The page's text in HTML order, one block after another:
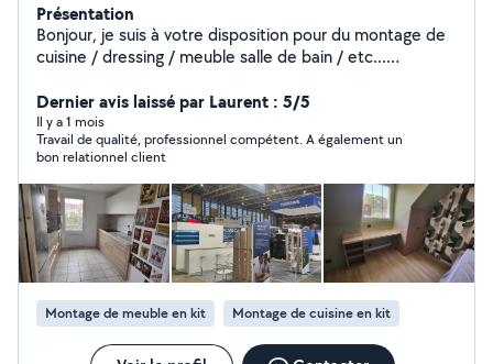
Présentation
Bonjour, je suis à votre disposition pour du montage de
cuisine / dressing / meuble salle de bain / etc...
Manutention si besoin. Conseil en agencement.
Dernier avis laissé par Laurent : 5/5
Il y a 1 mois
Travail de qualité, professionnel compétent. A également un
bon relationnel client
Montage de meuble en kit Montage de cuisine en kit